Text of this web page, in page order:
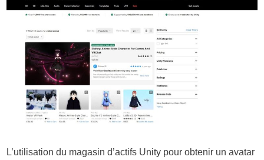
L’utilisation du magasin d’actifs Unity pour obtenir un avatar